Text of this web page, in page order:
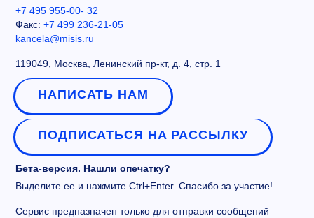
+7 495 955-00- 32
Факс: +7 499 236-21-05
kancela@misis.ru
119049, Москва, Ленинский пр-кт, д. 4, стр. 1
НАПИСАТЬ НАМ
ПОДПИСАТЬСЯ НА РАССЫЛКУ
Бета-версия. Нашли опечатку?
Выделите ее и нажмите Ctrl+Enter. Спасибо за участие!
Сервис предназначен только для отправки сообщений